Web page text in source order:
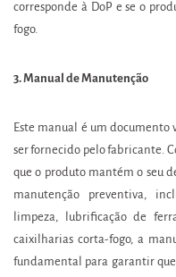
corresponde à DoP e se o
fogo.
3. Manual de Manutenção
Este manual é um
ser fornecido pelo fabricante.
que o produto mantém o seu
manutenção preventiva,
limpeza, lubrificação de
caixilharias corta-fogo, a
fundamental para garantir